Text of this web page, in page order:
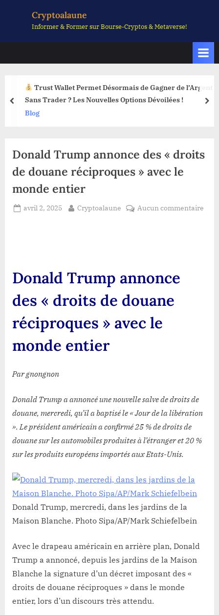
Cryptoalaune
Informer & Former sur Bourse-Cryptos & Metaverse!
Trust Wallet Permet Désormais de Gagner de l’Argent
Sans Trader ? Les Nouvelles Options Dévoilées !
Blog
prev
Donald Trump annonce des « droits
de douane réciproques » avec le
monde entier
Posted
avril 2, 2025 By
Cryptoalaune Aucun commentairesur
Donald Trump annonce
des « droits de douane
réciproques » avec le
monde entier
Par gnongnon
Donald Trump a annoncé une nouvelle salve de droits de
douane, mercredi, qu’il a baptisé le « Jour de la libération
». Le président américain a confirmé 25 % de droits de
douane sur les automobiles produites à l’étranger et 20 %
sur les produits européens importés aux Etats-Unis.
Donald Trump, mercredi, dans les jardins de la
Maison Blanche. Photo Sipa/AP/Mark Schiefelbein
Avec le drapeau américain en arrière plan, Donald
Trump a annoncé, depuis les jardins de la Maison
Blanche la signature d’un décret imposant des «
droits de douane réciproques » dans le monde
entier, lors d’un discours très attendu.